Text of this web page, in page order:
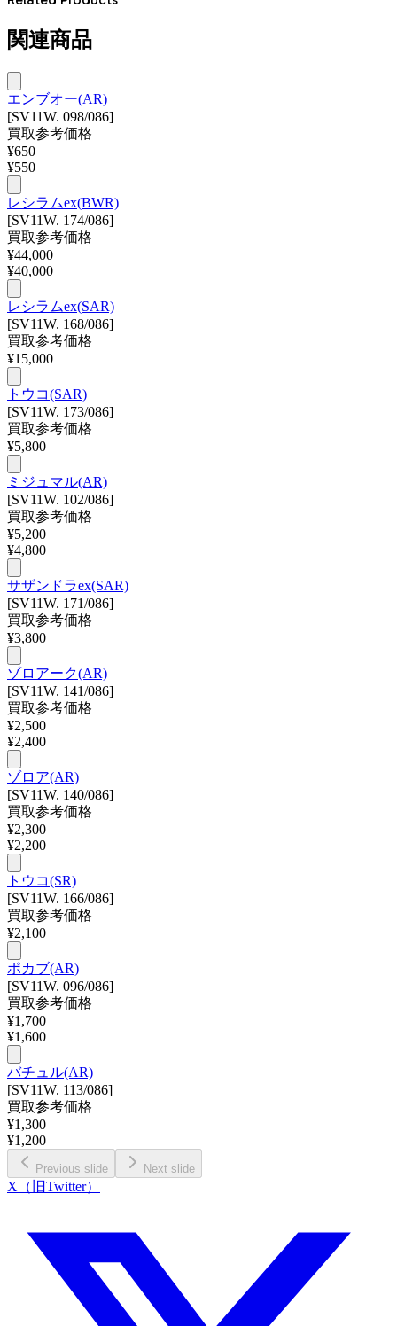
関連商品
エンブオー(AR)
[SV11W. 098/086]
買取参考価格
¥650
¥550
レシラムex(BWR)
[SV11W. 174/086]
買取参考価格
¥44,000
¥40,000
レシラムex(SAR)
[SV11W. 168/086]
買取参考価格
¥15,000
トウコ(SAR)
[SV11W. 173/086]
買取参考価格
¥5,800
ミジュマル(AR)
[SV11W. 102/086]
買取参考価格
¥5,200
¥4,800
サザンドラex(SAR)
[SV11W. 171/086]
買取参考価格
¥3,800
ゾロアーク(AR)
[SV11W. 141/086]
買取参考価格
¥2,500
¥2,400
ゾロア(AR)
[SV11W. 140/086]
買取参考価格
¥2,300
¥2,200
トウコ(SR)
[SV11W. 166/086]
買取参考価格
¥2,100
ポカブ(AR)
[SV11W. 096/086]
買取参考価格
¥1,700
¥1,600
バチュル(AR)
[SV11W. 113/086]
買取参考価格
¥1,300
¥1,200
Previous slide Next slide
X（旧Twitter）